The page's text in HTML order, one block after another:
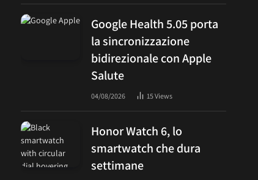
Google Health 5.05 porta
la sincronizzazione
bidirezionale con Apple
Salute
04/08/2026 15Views
Honor Watch 6, lo
smartwatch che dura
settimane